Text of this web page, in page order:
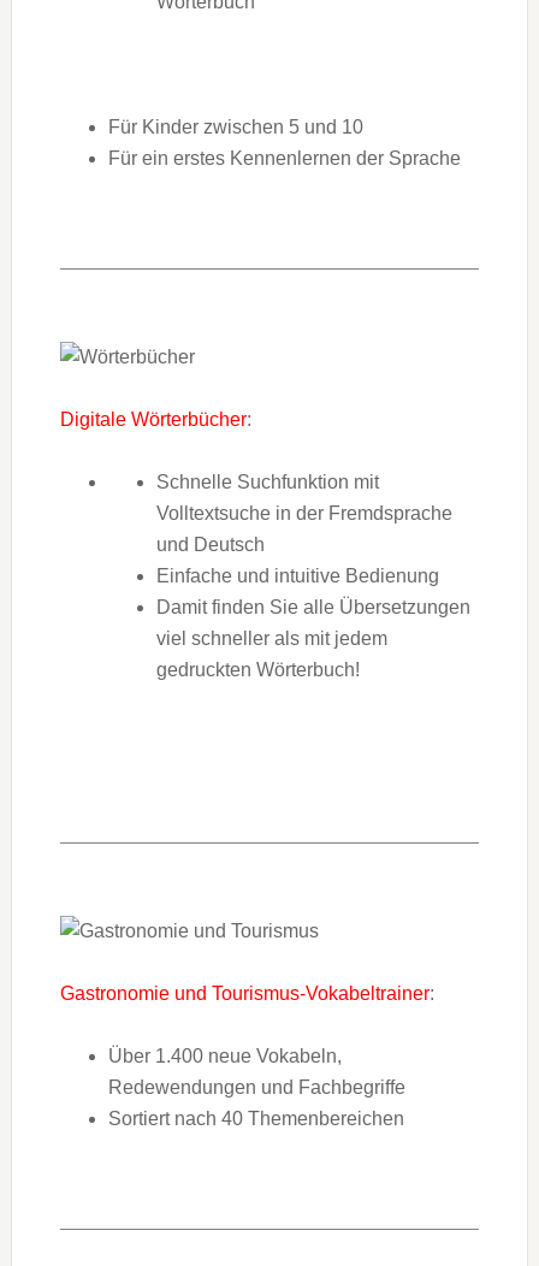
Für Kinder zwischen 5 und 10
Für ein erstes Kennenlernen der Sprache
Digitale Wörterbücher:
Schnelle Suchfunktion mit
Volltextsuche in der Fremdsprache
und Deutsch
Einfache und intuitive Bedienung
Damit finden Sie alle Übersetzungen
viel schneller als mit jedem
gedruckten Wörterbuch!
Gastronomie und Tourismus-Vokabeltrainer:
Über 1.400 neue Vokabeln,
Redewendungen und Fachbegriffe
Sortiert nach 40 Themenbereichen